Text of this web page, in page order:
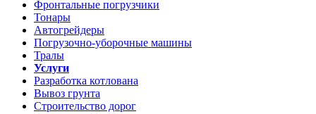
Фронтальные погрузчики
Тонары
Автогрейдеры
Погрузочно-уборочные машины
Тралы
Услуги
Разработка котлована
Вывоз грунта
Строительство дорог